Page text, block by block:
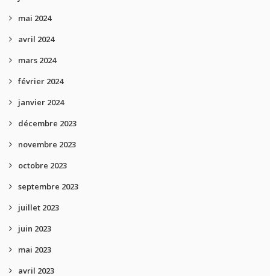
mai 2024
avril 2024
mars 2024
février 2024
janvier 2024
décembre 2023
novembre 2023
octobre 2023
septembre 2023
juillet 2023
juin 2023
mai 2023
avril 2023